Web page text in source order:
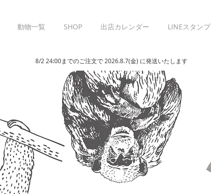
動物一覧 SHOP 出店カレンダー LINEスタンプ
8/2 24:00までのご注文で 2026.8.7(金) に発送いたします